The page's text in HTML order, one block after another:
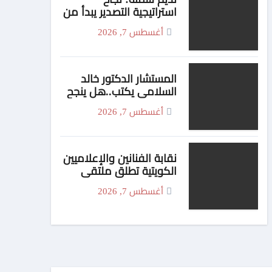
استراتيجية التصدير يبدأ من
الجودة وبناء الثقة في
شعار “صنع في مصر”
أغسطس 7, 2026
المستشار الدكتور خالد
السلامي يكتب..هل ينجح
الزواج باختلاف الجنسيات
… أم أن النجاح تصنعه
أغسطس 7, 2026
نقابة الفنانين والإعلاميين
الكويتية تطلق ملتقى
“نجوم الوطن” وتكرّم
المرزوق وكوكبة من رموز
الفنانين العرب يهنىء
أغسطس 7, 2026